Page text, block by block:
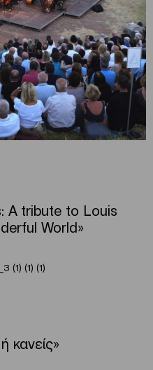
Α tribute to Louis
World»
κανείς»